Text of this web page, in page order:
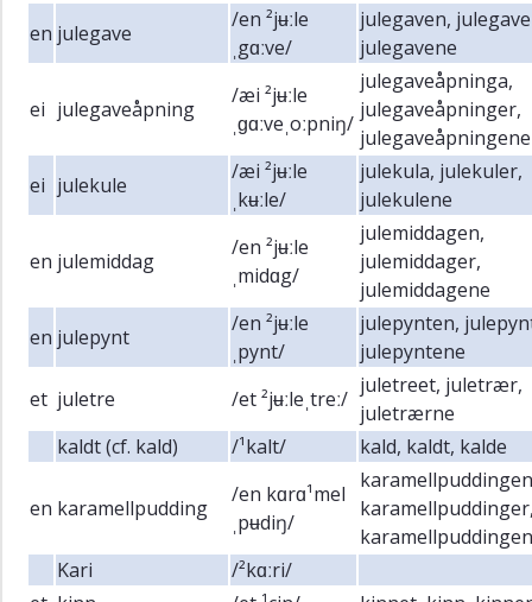
en julegave
/en ²jʉːle
ˌgɑːve/
julegaven,
julegavene
ei julegaveåpning
/æi ²jʉːle
ˌɡɑːveˌoːpniŋ/
julegaveåpninga,
julegaveåpninger,
julegaveåpningene
ei julekule
/æi ²jʉːle
ˌkʉːle/
julekula, julekuler,
julekulene
en julemiddag
/en ²jʉːle
ˌmidɑg/
julemiddagen,
julemiddager,
julemiddagene
en julepynt
/en ²jʉːle
ˌpynt/
julepynten,
julepyntene
et juletre /et ²jʉːleˌtreː/
juletreet, juletrær,
juletrærne
kaldt (cf. kald)
/¹kalt/ kald, kaldt, kalde
en karamellpudding
/en kɑrɑ¹mel
ˌpʉdiŋ/
Kari
/²kɑːri/